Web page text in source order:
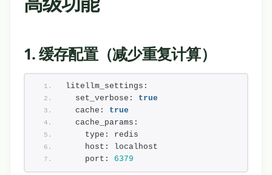
1. 缓存配置（减少重复计算）
litellm_settings:
  set_verbose:
true
  cache:
true
  cache_params:
    type: redis
    host: localhost
    port:
6379